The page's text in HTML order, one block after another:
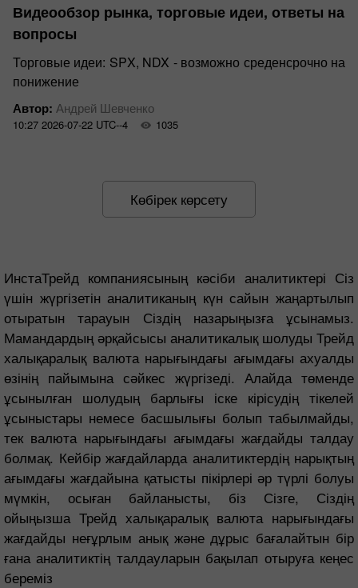
Видеообзор рынка, торговые идеи, ответы на
вопросы
Торговые идеи: SPX, NDX - возможно среденсрочно на
понижение
Автор: Андрей Шевченко
10:27 2026-07-22 UTC--4 1035
Көбірек көрсету
ИнстаТрейд компаниясының кәсіби аналитиктері Сіз
үшін жүргізетін аналитиканың күн сайын жаңартылып
отыратын тарауын Сіздің назарыңызға ұсынамыз.
Мамандардың әрқайсысы аналитикалық шолуды Трейд
халықаралық валюта нарығындағы ағымдағы ахуалды
өзінің пайымына сәйкес жүргізеді. Алайда төменде
ұсынылған шолудың барлығы іске кірісудің тікелей
ұсыныстары немесе басшылығы болып табылмайды,
тек валюта нарығындағы ағымдағы жағдайды талдау
болмақ. Кейбір жағдайларда аналитиктердің нарықтың
ағымдағы жағдайына қатысты пікірлері әр түрлі болуы
мүмкін, осыған байланысты, біз Сізге, Сіздің
ойыңызша Трейд халықаралық валюта нарығындағы
жағдайды неғұрлым анық және дұрыс бағалайтын бір
ғана аналитиктің талдауларын бақылап отыруға кеңес
береміз